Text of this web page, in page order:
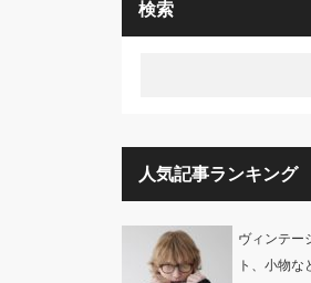
検索
人気記事ランキング
ヴィンテー
ト、小物な